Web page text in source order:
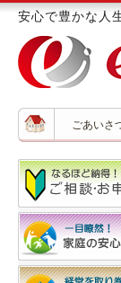
安心で豊かな人
ごあいさ